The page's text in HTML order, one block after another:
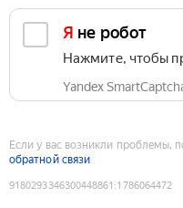
Я не робот
Нажмите, чтобы
Yandex
Если у вас возникли проблемы,
обратной связи
9180293346300448861 :1786064472